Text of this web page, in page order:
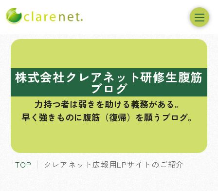
株式会社クレアネット研修生腹筋
ブログ
力持つ者は弱きを助ける義務がある。
早く強きものに腹筋（復帰）を願うブログ。
TOP クレアネット広報用LPサイトのご紹介